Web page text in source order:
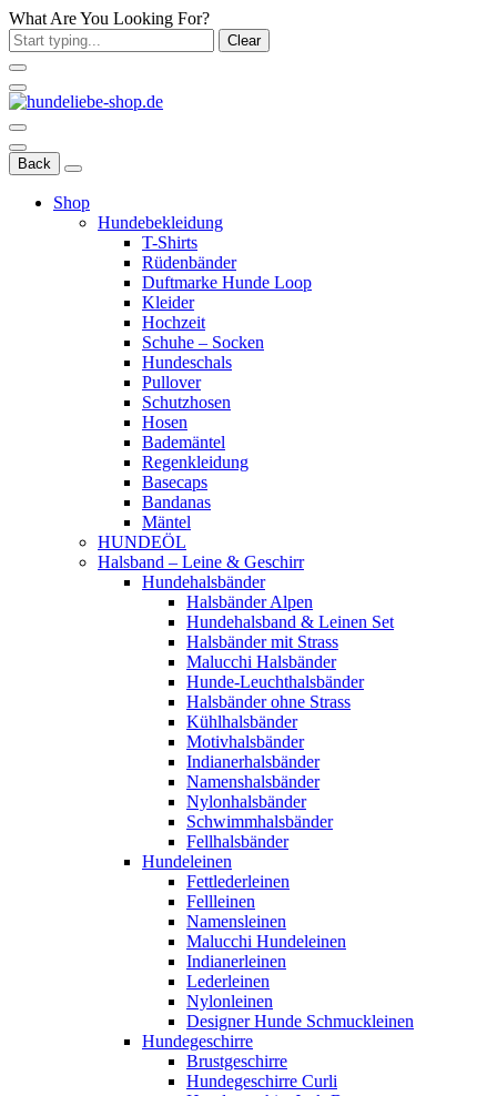
What Are You Looking For?
Clear
Back
Shop
Hundebekleidung
T-Shirts
Rüdenbänder
Duftmarke Hunde Loop
Kleider
Hochzeit
Schuhe – Socken
Hundeschals
Pullover
Schutzhosen
Hosen
Bademäntel
Regenkleidung
Basecaps
Bandanas
Mäntel
HUNDEÖL
Halsband – Leine & Geschirr
Hundehalsbänder
Halsbänder Alpen
Hundehalsband & Leinen Set
Halsbänder mit Strass
Malucchi Halsbänder
Hunde-Leuchthalsbänder
Halsbänder ohne Strass
Kühlhalsbänder
Motivhalsbänder
Indianerhalsbänder
Namenshalsbänder
Nylonhalsbänder
Schwimmhalsbänder
Fellhalsbänder
Hundeleinen
Fettlederleinen
Fellleinen
Namensleinen
Malucchi Hundeleinen
Indianerleinen
Lederleinen
Nylonleinen
Designer Hunde Schmuckleinen
Hundegeschirre
Brustgeschirre
Hundegeschirre Curli